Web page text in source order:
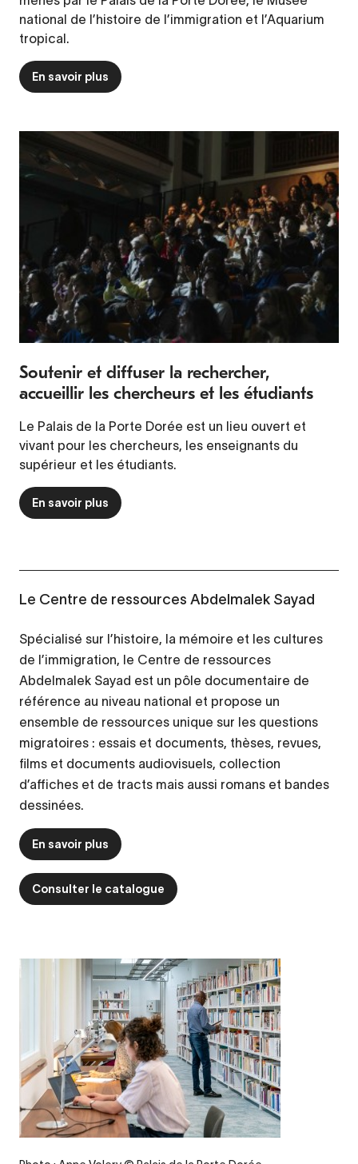
national de l’histoire de l’immigration et l’Aquarium
tropical.
En savoir plus
Soutenir et diffuser la rechercher,
accueillir les chercheurs et les étudiants
Le Palais de la Porte Dorée est un lieu ouvert et
vivant pour les chercheurs, les enseignants du
supérieur et les étudiants.
En savoir plus
Le Centre de ressources Abdelmalek Sayad
Spécialisé sur l’histoire, la mémoire et les cultures
de l’immigration, le Centre de ressources
Abdelmalek Sayad est un pôle documentaire de
référence au niveau national et propose un
ensemble de ressources unique sur les questions
migratoires : essais et documents, thèses, revues,
films et documents audiovisuels, collection
d’affiches et de tracts mais aussi romans et bandes
dessinées.
En savoir plus
Consulter le catalogue